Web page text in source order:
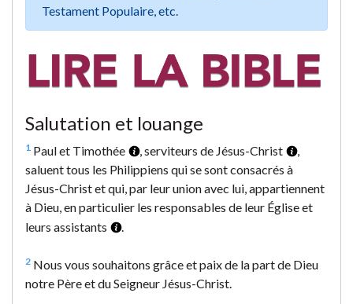
Testament Populaire, etc.
Salutation et louange
1 Paul et Timothée , serviteurs de Jésus-Christ
,
saluent tous les Philippiens qui se sont consacrés à
Jésus-Christ et qui, par leur union avec lui, appartiennent
à Dieu, en particulier les responsables de leur Église et
leurs assistants
.
2 Nous vous souhaitons grâce et paix de la part de Dieu
notre Père et du Seigneur Jésus-Christ.